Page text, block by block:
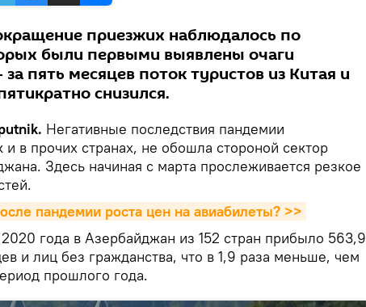
приезжих наблюдалось по
были первыми выявлены очаги
пять месяцев поток туристов из Китая и
снизился.
Негативные последствия пандемии
и в прочих странах, не обошла стороной сектор
Здесь начиная с марта прослеживается резкое
пандемии роста цен на авиабилеты? >>
года в Азербайджан из 152 стран прибыло 563,9
и лиц без гражданства, что в 1,9 раза меньше, чем
прошлого года.